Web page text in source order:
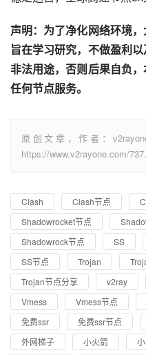
声明：为了净化网络环境
旨在学习研究，不做盈利
非法用途，否则后果自负
任何节点服务。
原创文章，作者：
https://www.v2rayone.com/
Clash Clash节点
Shadowrocket节点
Shadowrock节点
SS
SS节点
Trojan
Trojan节点分享
v2ray
Vmess
Vmess节点
免费ssr
免费ssr节点
外网梯子
小火箭